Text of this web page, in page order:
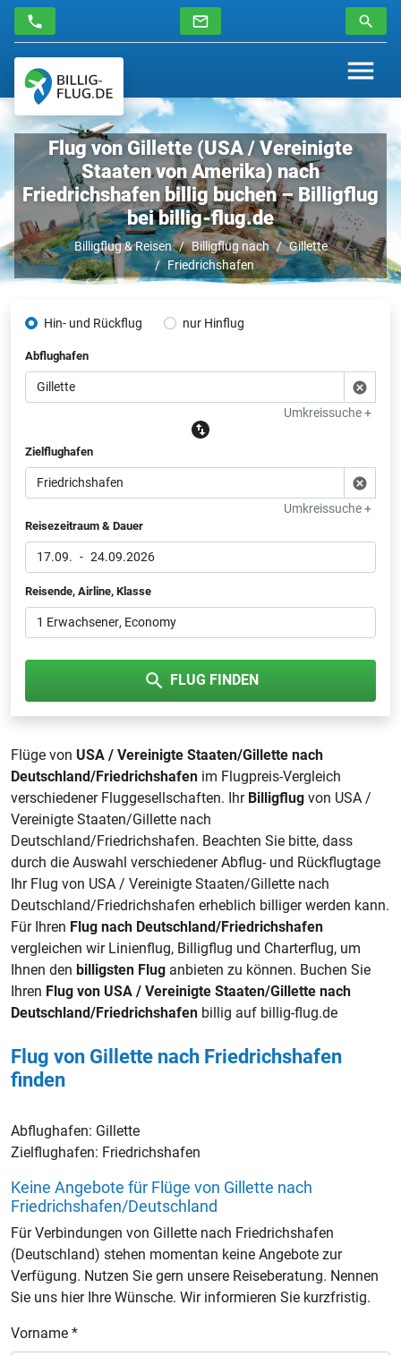
Flug von Gillette (USA / Vereinigte
Staaten von Amerika) nach
Friedrichshafen billig buchen – Billigflug
bei billig-flug.de
Billigflug & Reisen Billigflug nach
Gillette
Friedrichshafen
Hin- und Rückflug nur Hinflug
Abflughafen
Umkreissuche +
Zielflughafen
Umkreissuche +
Reisezeitraum & Dauer
17.09. - 24.09.2026
Reisende, Airline, Klasse
1 Erwachsener, Economy
FLUG FINDEN
Flüge von USA / Vereinigte Staaten/Gillette nach
Deutschland/Friedrichshafen im Flugpreis-Vergleich
verschiedener Fluggesellschaften. Ihr Billigflug von USA /
Vereinigte Staaten/Gillette nach
Deutschland/Friedrichshafen. Beachten Sie bitte, dass
durch die Auswahl verschiedener Abflug- und Rückflugtage
Ihr Flug von USA / Vereinigte Staaten/Gillette nach
Deutschland/Friedrichshafen erheblich billiger werden kann.
Für Ihren Flug nach Deutschland/Friedrichshafen
vergleichen wir Linienflug, Billigflug und Charterflug, um
Ihnen den billigsten Flug anbieten zu können. Buchen Sie
Ihren Flug von USA / Vereinigte Staaten/Gillette nach
Deutschland/Friedrichshafen billig auf billig-flug.de
Flug von Gillette nach Friedrichshafen
finden
Abflughafen: Gillette
Zielflughafen: Friedrichshafen
Keine Angebote für Flüge von Gillette nach
Friedrichshafen/Deutschland
Für Verbindungen von Gillette nach Friedrichshafen
(Deutschland) stehen momentan keine Angebote zur
Verfügung. Nutzen Sie gern unsere Reiseberatung. Nennen
Sie uns hier Ihre Wünsche. Wir informieren Sie kurzfristig.
Vorname *